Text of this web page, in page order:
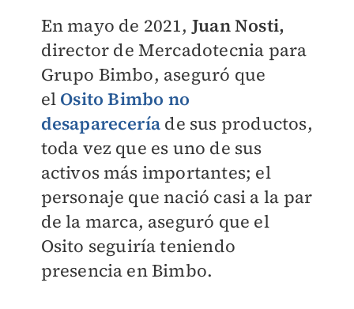
En mayo de 2021, Juan Nosti,
director de Mercadotecnia para
Grupo Bimbo, aseguró que
el Osito Bimbo no
desaparecería de sus productos,
toda vez que es uno de sus
activos más importantes; el
personaje que nació casi a la par
de la marca, aseguró que el
Osito seguiría teniendo
presencia en Bimbo.